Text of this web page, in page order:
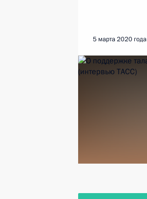
5 марта 2020 года